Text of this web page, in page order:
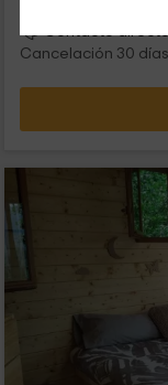
Contacto
Cancelación 30